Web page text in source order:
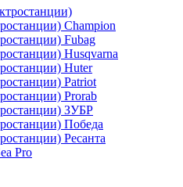
Champion
Fubag
Husqvarna
Huter
Patriot
Prorab
ЗУБР
Победа
Ресанта
Pro